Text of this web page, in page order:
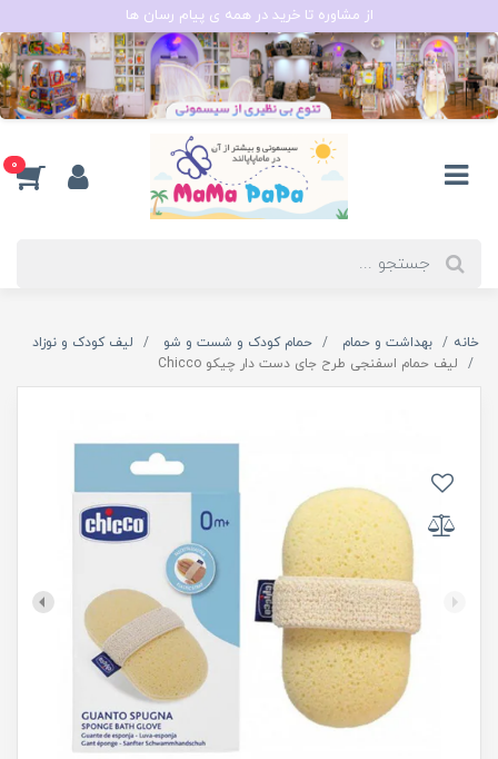
از مشاوره تا خرید در همه ی پیام رسان ها
0
خانه بهداشت و حمام حمام کودک و شست و شو
لیف کودک و نوزاد
لیف حمام اسفنجی طرح جای دست دار چیکو Chicco